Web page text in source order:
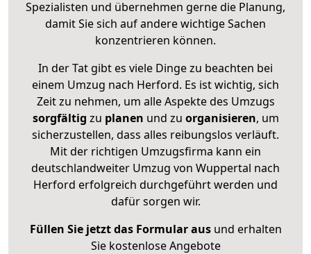
Spezialisten und übernehmen gerne die Planung,
damit Sie sich auf andere wichtige Sachen
konzentrieren können.
In der Tat gibt es viele Dinge zu beachten bei
einem Umzug nach Herford. Es ist wichtig, sich
Zeit zu nehmen, um alle Aspekte des Umzugs
sorgfältig zu planen und zu organisieren, um
sicherzustellen, dass alles reibungslos verläuft.
Mit der richtigen Umzugsfirma kann ein
deutschlandweiter Umzug von Wuppertal nach
Herford erfolgreich durchgeführt werden und
dafür sorgen wir.
Füllen Sie jetzt das Formular ausund erhalten
Sie kostenlose Angebote